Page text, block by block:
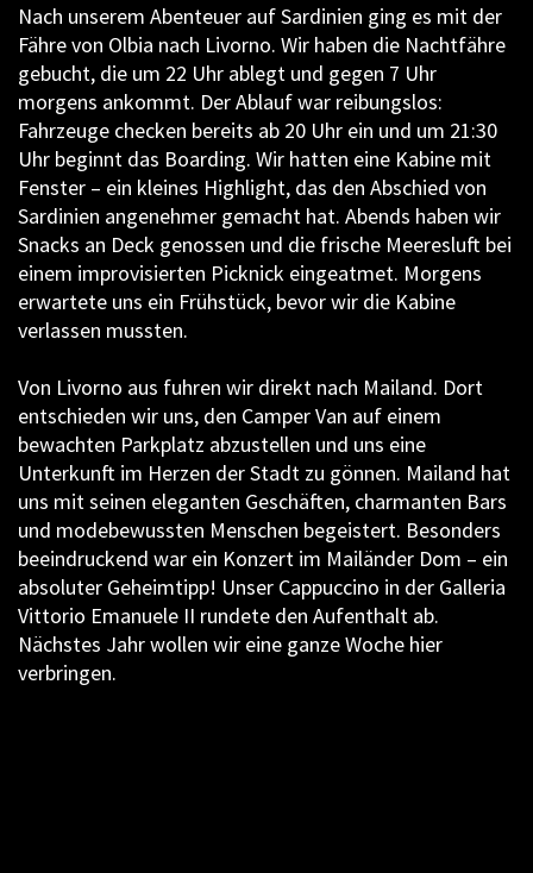
Nach unserem Abenteuer auf Sardinien ging es mit der
Fähre von Olbia nach Livorno. Wir haben die Nachtfähre
gebucht, die um 22 Uhr ablegt und gegen 7 Uhr
morgens ankommt. Der Ablauf war reibungslos:
Fahrzeuge checken bereits ab 20 Uhr ein und um 21:30
Uhr beginnt das Boarding. Wir hatten eine Kabine mit
Fenster – ein kleines Highlight, das den Abschied von
Sardinien angenehmer gemacht hat. Abends haben wir
Snacks an Deck genossen und die frische Meeresluft bei
einem improvisierten Picknick eingeatmet. Morgens
erwartete uns ein Frühstück, bevor wir die Kabine
verlassen mussten.
Von Livorno aus fuhren wir direkt nach Mailand. Dort
entschieden wir uns, den Camper Van auf einem
bewachten Parkplatz abzustellen und uns eine
Unterkunft im Herzen der Stadt zu gönnen. Mailand hat
uns mit seinen eleganten Geschäften, charmanten Bars
und modebewussten Menschen begeistert. Besonders
beeindruckend war ein Konzert im Mailänder Dom – ein
absoluter Geheimtipp! Unser Cappuccino in der Galleria
Vittorio Emanuele II rundete den Aufenthalt ab.
Nächstes Jahr wollen wir eine ganze Woche hier
verbringen.